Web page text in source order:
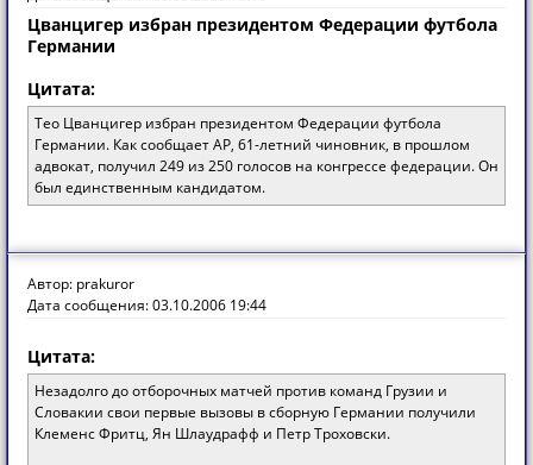
Цванцигер избран президентом Федерации футбола
Германии
Цитата:
Тео Цванцигер избран президентом Федерации футбола
Германии. Как сообщает АР, 61-летний чиновник, в прошлом
адвокат, получил 249 из 250 голосов на конгрессе федерации. Он
был единственным кандидатом.
Автор: prakuror
Дата сообщения: 03.10.2006 19:44
Цитата:
Незадолго до отборочных матчей против команд Грузии и
Словакии свои первые вызовы в сборную Германии получили
Клеменс Фритц, Ян Шлаудрафф и Петр Троховски.